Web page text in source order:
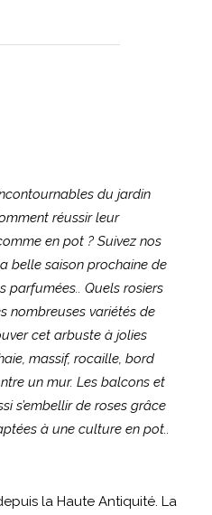
du jardin
réussir leur
en pot ? Suivez nos
belle saison prochaine de
parfumées.. Quels rosiers
nombreuses variétés de
cet arbuste à jolies
massif, rocaille, bord
un mur. Les balcons et
s’embellir de roses grâce
à une culture en pot..
la Haute Antiquité. La